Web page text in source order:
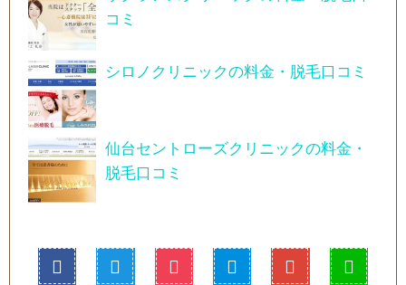
コミ
シロノクリニックの料金・脱毛口コミ
仙台セントローズクリニックの料金・
脱毛口コミ